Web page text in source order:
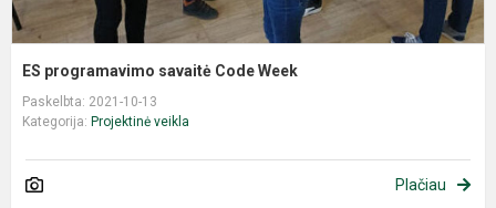
ES programavimo savaitė Code Week
Paskelbta: 2021-10-13
Kategorija: Projektinė veikla
Plačiau